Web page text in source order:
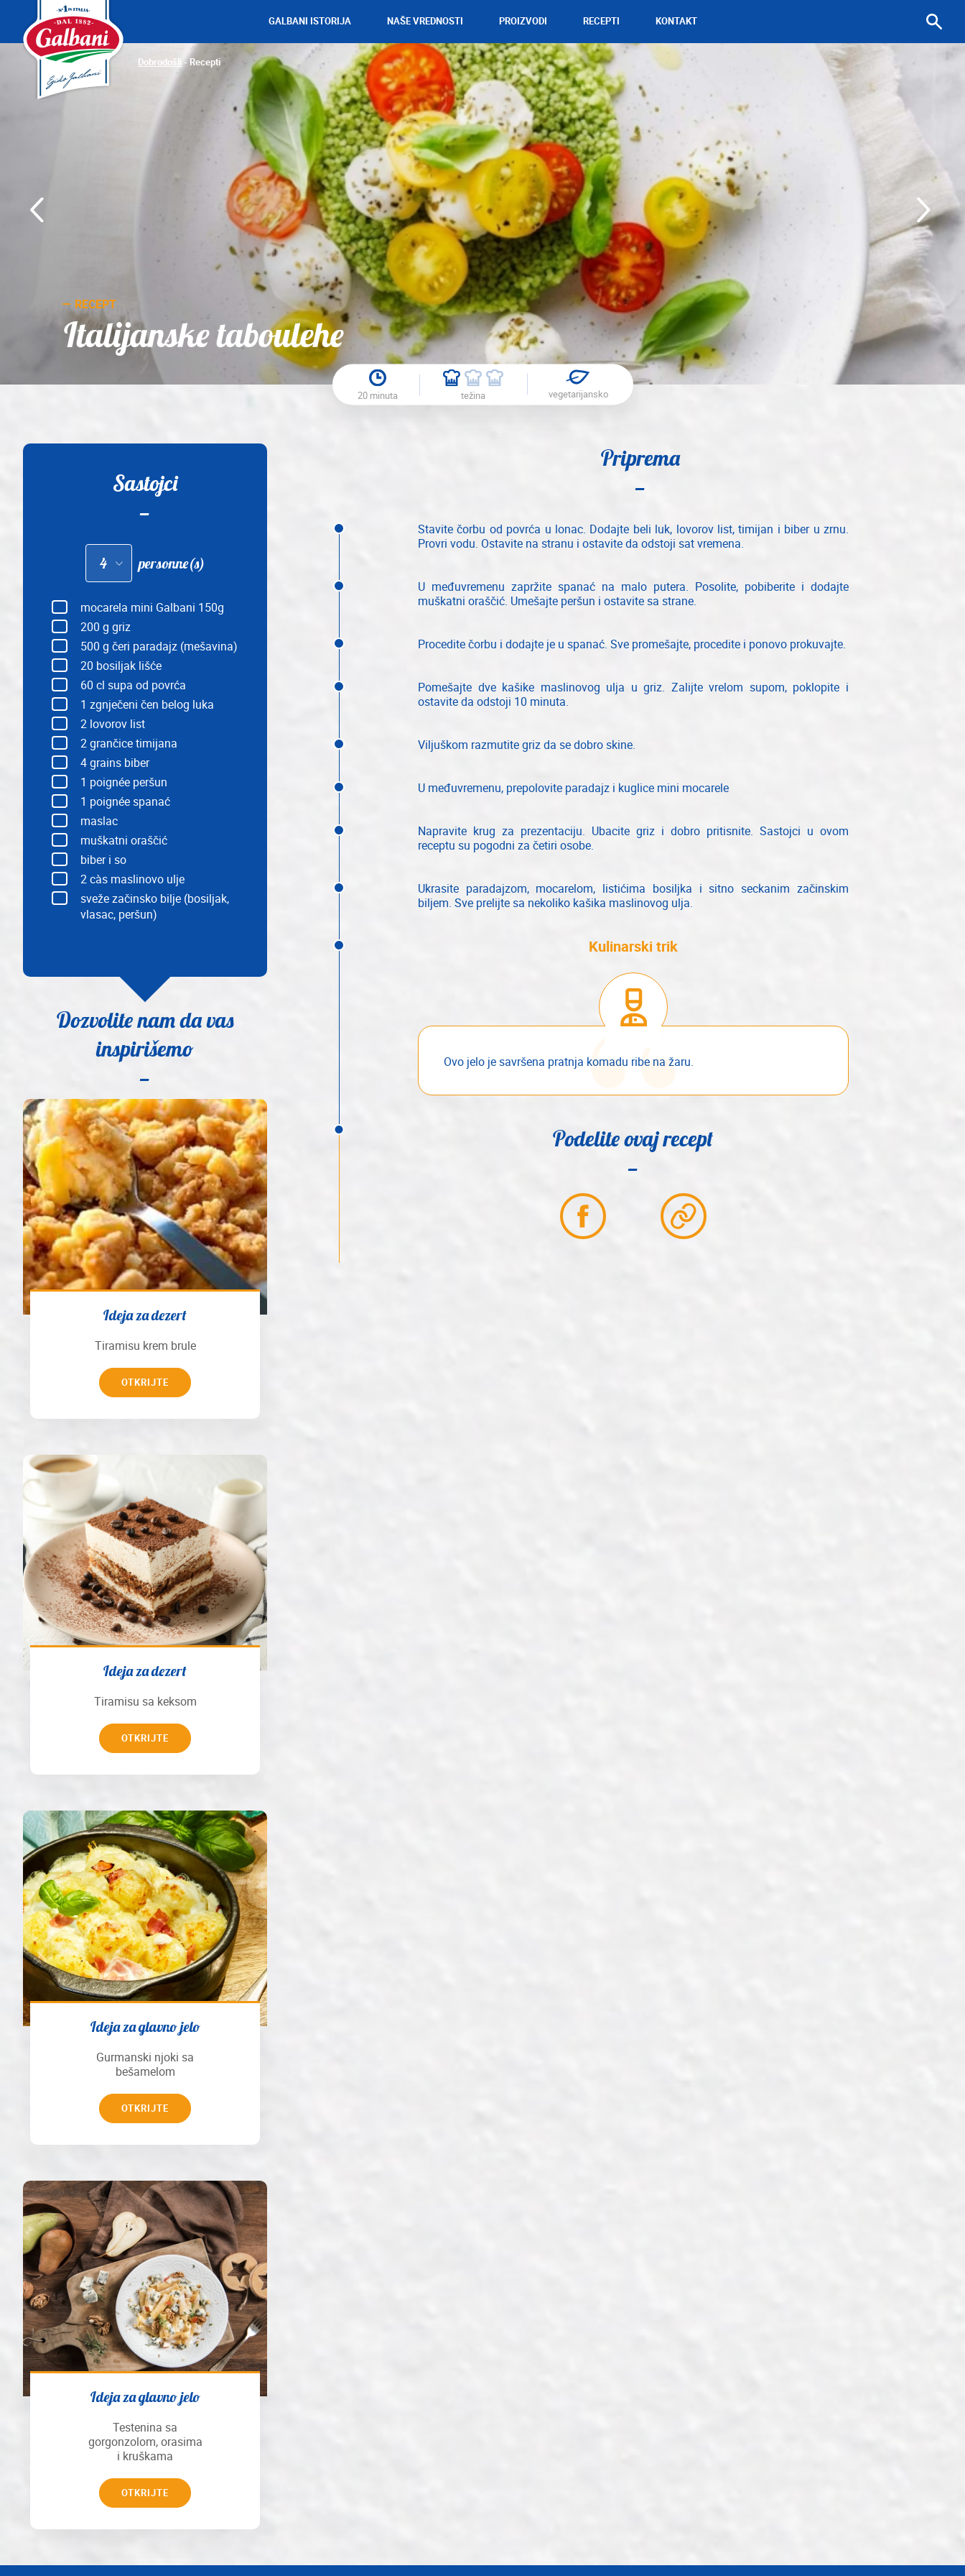
GALBANI ISTORIJA NAŠE VREDNOSTI PROIZVODI
Mozzarella
Mascarpone
Parmezan
Gorgonzola
RECEPTI KONTAKT
recept
RECEPT
Italijanske taboulehe
Dobrodošli - Recepti
20 minuta težina vegetarijansko
Sastojci
Adapter
les
quantités
personne(s)
mocarela mini Galbani 150g
200 g griz
500 g čeri paradajz (mešavina)
20 bosiljak lišće
60 cl supa od povrća
1 zgnječeni čen belog luka
2 lovorov list
2 grančice timijana
4 grains biber
1 poignée peršun
1 poignée spanać
maslac
muškatni oraščić
biber i so
2 càs maslinovo ulje
sveže začinsko bilje (bosiljak,
vlasac, peršun)
Dozvolite nam da vas
inspirišemo
Ideja za dezert
Tiramisu krem brule
OTKRIJTE
Ideja za dezert
Tiramisu sa keksom
OTKRIJTE
Ideja za glavno jelo
Gurmanski njoki sa
bešamelom
OTKRIJTE
Ideja za glavno jelo
Testenina sa
gorgonzolom, orasima
i kruškama
OTKRIJTE
Priprema
Stavite čorbu od povrća u lonac. Dodajte beli luk, lovorov list, timijan i biber u zrnu.
Provri vodu. Ostavite na stranu i ostavite da odstoji sat vremena.
U međuvremenu zapržite spanać na malo putera. Posolite, pobiberite i dodajte
muškatni oraščić. Umešajte peršun i ostavite sa strane.
Procedite čorbu i dodajte je u spanać. Sve promešajte, procedite i ponovo prokuvajte.
Pomešajte dve kašike maslinovog ulja u griz. Zalijte vrelom supom, poklopite i
ostavite da odstoji 10 minuta.
Viljuškom razmutite griz da se dobro skine.
U međuvremenu, prepolovite paradajz i kuglice mini mocarele
Napravite krug za prezentaciju. Ubacite griz i dobro pritisnite. Sastojci u ovom
receptu su pogodni za četiri osobe.
Ukrasite paradajzom, mocarelom, listićima bosiljka i sitno seckanim začinskim
biljem. Sve prelijte sa nekoliko kašika maslinovog ulja.
Kulinarski trik
Ovo jelo je savršena pratnja komadu ribe na žaru.
Podelite ovaj recept
Partager
sur
Facebook
Partager
le
lien